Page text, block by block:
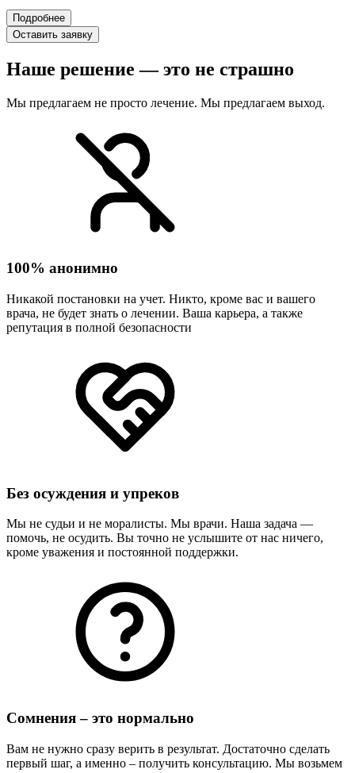
Подробнее
Оставить заявку
Наше решение — это не страшно
Мы предлагаем не просто лечение. Мы предлагаем выход.
100% анонимно
Никакой постановки на учет. Никто, кроме вас и вашего
врача, не будет знать о лечении. Ваша карьера, а также
репутация в полной безопасности
Без осуждения и упреков
Мы не судьи и не моралисты. Мы врачи. Наша задача —
помочь, не осудить. Вы точно не услышите от нас ничего,
кроме уважения и постоянной поддержки.
Сомнения – это нормально
Вам не нужно сразу верить в результат. Достаточно сделать
первый шаг, а именно – получить консультацию. Мы возьмем